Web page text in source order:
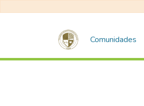
Comunidades